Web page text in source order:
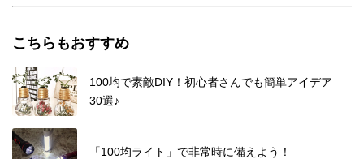
こちらもおすすめ
100均で素敵DIY！初心者さんでも簡単アイデア
30選♪
「100均ライト」で非常時に備えよう！